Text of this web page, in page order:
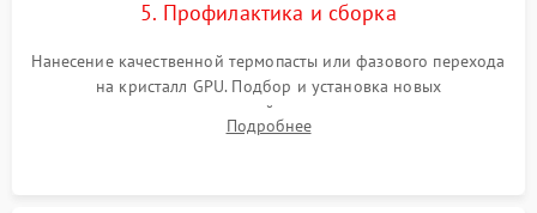
5. Профилактика и сборка
Нанесение качественной термопасты или фазового перехода
на кристалл GPU. Подбор и установка новых
термопрокладок правильной толщины на память и цепи
питания. Монтаж радиатора и бэкплейта, подключение и
Подробнее